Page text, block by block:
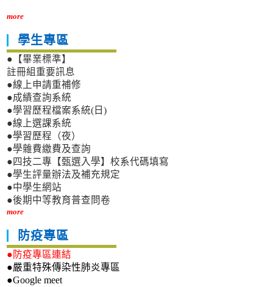
more
學生專區
●【畢業標準】
註冊組重要訊息
●線上申請重補修
●成績查詢系統
●學習歷程檔案系統(日)
●線上選課系統
●學習歷程（夜）
●學雜費繳費及查詢
●四技二專【甄選入學】校系代碼填寫
●學生評量辦法及補充規定
●中學生網站
●後期中等教育普查問卷
more
防疫專區
●防疫專區連結
●嚴重特殊傳染性肺炎專區
●Google meet